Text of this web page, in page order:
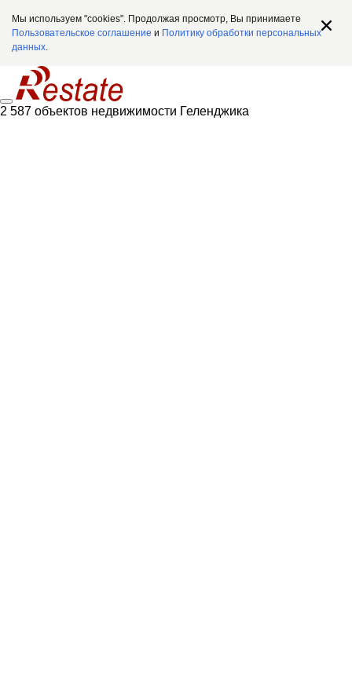
Мы используем "cookies". Продолжая просмотр, Вы принимаете
Пользовательское соглашение и Политику обработки персональных
данных.
2 587 объектов недвижимости Геленджика